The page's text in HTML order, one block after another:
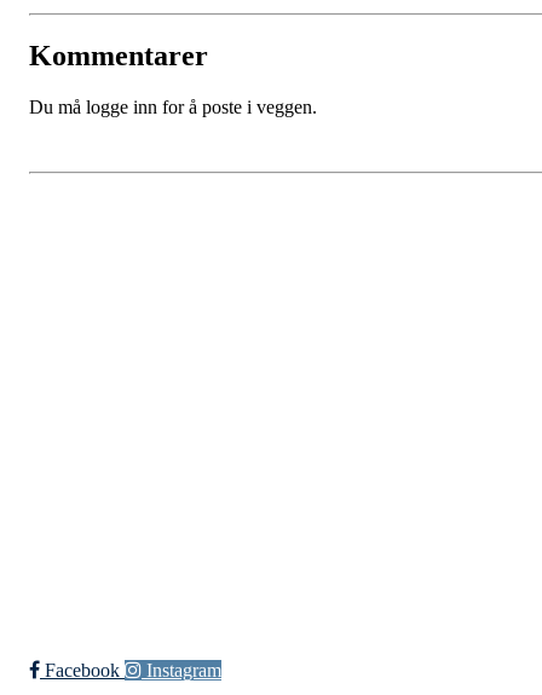
Kommentarer
Du må logge inn for å poste i veggen.
Facebook Instagram